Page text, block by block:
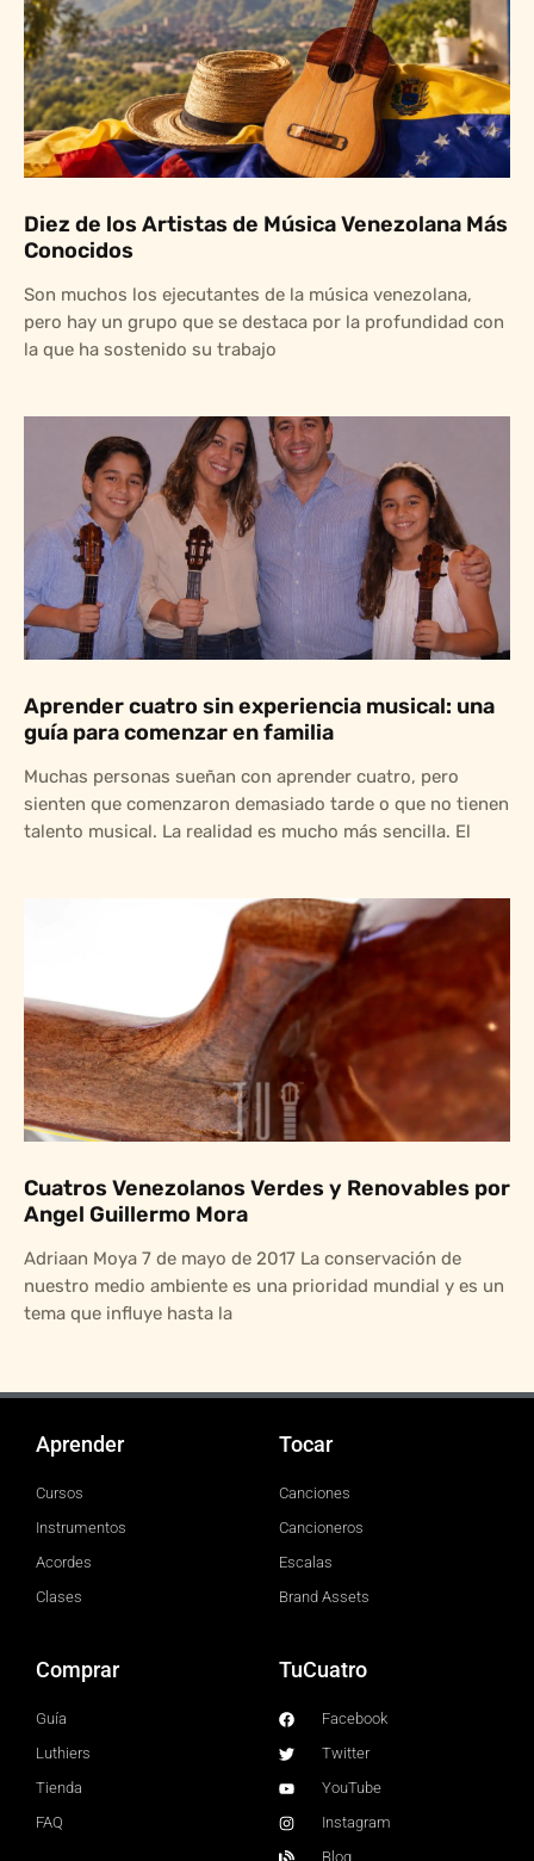
Diez de los Artistas de Música Venezolana Más
Conocidos
Son muchos los ejecutantes de la música venezolana,
pero hay un grupo que se destaca por la profundidad con
la que ha sostenido su trabajo
Aprender cuatro sin experiencia musical: una
guía para comenzar en familia
Muchas personas sueñan con aprender cuatro, pero
sienten que comenzaron demasiado tarde o que no tienen
talento musical. La realidad es mucho más sencilla. El
Cuatros Venezolanos Verdes y Renovables por
Angel Guillermo Mora
Adriaan Moya 7 de mayo de 2017 La conservación de
nuestro medio ambiente es una prioridad mundial y es un
tema que influye hasta la
Aprender
Cursos
Instrumentos
Acordes
Clases
Tocar
Canciones
Cancioneros
Escalas
Brand Assets
Comprar
Guía
Luthiers
Tienda
FAQ
TuCuatro
Facebook
Twitter
YouTube
Instagram
Blog